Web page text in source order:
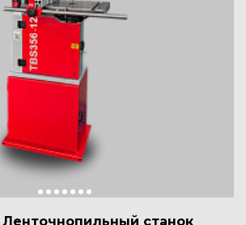
Ленточнопильный станок